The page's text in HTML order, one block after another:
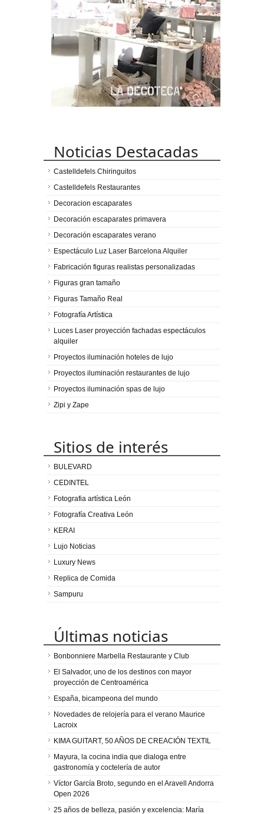
Noticias Destacadas
Castelldefels Chiringuitos
Castelldefels Restaurantes
Decoracion escaparates
Decoración escaparates primavera
Decoración escaparates verano
Espectáculo Luz Laser Barcelona Alquiler
Fabricación figuras realistas personalizadas
Figuras gran tamaño
Figuras Tamaño Real
Fotografía Artística
Luces Laser proyección fachadas espectáculos
alquiler
Proyectos iluminación hoteles de lujo
Proyectos iluminación restaurantes de lujo
Proyectos iluminación spas de lujo
Zipi y Zape
Sitios de interés
BULEVARD
CEDINTEL
Fotografia artística León
Fotografía Creativa León
KERAI
Lujo Noticias
Luxury News
Replica de Comida
Sampuru
Últimas noticias
Bonbonniere Marbella Restaurante y Club
El Salvador, uno de los destinos con mayor
proyección de Centroamérica
España, bicampeona del mundo
Novedades de relojería para el verano Maurice
Lacroix
KIMA GUITART, 50 AÑOS DE CREACIÓN TEXTIL
Mayura, la cocina india que dialoga entre
gastronomía y coctelería de autor
Víctor García Broto, segundo en el Aravell Andorra
Open 2026
25 años de belleza, pasión y excelencia: María